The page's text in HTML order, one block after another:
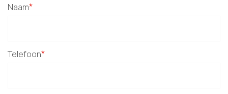
Naam*
Telefoon*